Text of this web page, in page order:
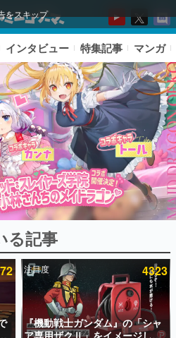
をスキップ
事ランキング
インタビュー 特集記事 マンガ
る記事
注目度 4323
『機動戦士ガンダム』の「シャ